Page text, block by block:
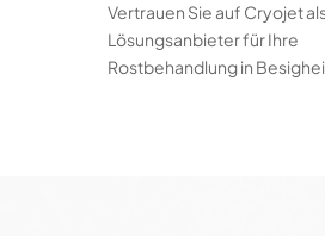
Vertrauen Sie auf Cryojet
Lösungsanbieter für Ihre
Rostbehandlung in